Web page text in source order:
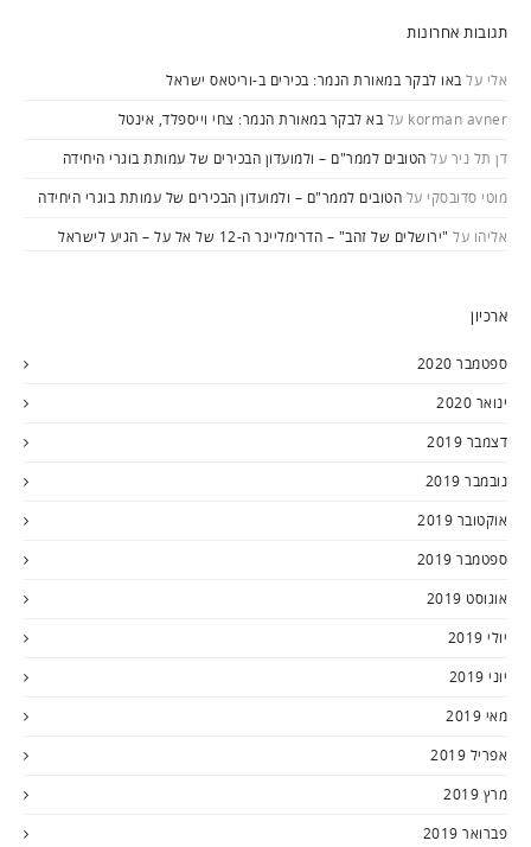
תגובות אחרונות
אלי עלבאו לבקר במאורת הנמר: בכירים ב-וריטאס ישראל
korman avner עלבא לבקר במאורת הנמר: צחי וייספלד, אינטל
דן תל ניר על הטובים לממר"ם – ולמועדון הבכירים של עמותת בוגרי היחידה
מוטי סדובסקי על הטובים לממר"ם – ולמועדון הבכירים של עמותת בוגרי היחידה
אליהו על "ירושלים של זהב" – הדרימליינר ה-12 של אל על – הגיע לישראל
ארכיון
ספטמבר 2020
ינואר 2020
דצמבר 2019
נובמבר 2019
אוקטובר 2019
ספטמבר 2019
אוגוסט 2019
יולי 2019
יוני 2019
מאי 2019
אפריל 2019
מרץ 2019
פברואר 2019